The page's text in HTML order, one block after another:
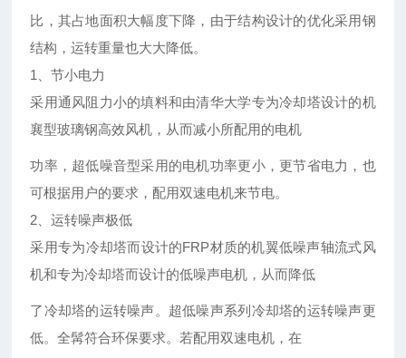
比，其占地面积大幅度下降，由于结构设计的优化采用钢
结构，运转重量也大大降低。
1、节小电力
采用通风阻力小的填料和由清华大学专为冷却塔设计的机
襄型玻璃钢高效风机，从而减小所配用的电机
功率，超低噪音型采用的电机功率更小，更节省电力，也
可根据用户的要求，配用双速电机来节电。
2、运转噪声极低
采用专为冷却塔而设计的FRP材质的机翼低噪声轴流式风
机和专为冷却塔而设计的低噪声电机，从而降低
了冷却塔的运转噪声。超低噪声系列冷却塔的运转噪声更
低。全髯符合环保要求。若配用双速电机，在